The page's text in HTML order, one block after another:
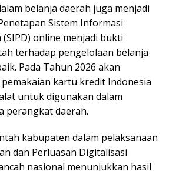
belanja daerah juga menjadi
Sistem Informasi
online menjadi bukti
terhadap pengelolaan belanja
Pada Tahun 2026 akan
kartu kredit Indonesia
untuk digunakan dalam
perangkat daerah.
kabupaten dalam pelaksanaan
dan Perluasan Digitalisasi
nasional menunjukkan hasil